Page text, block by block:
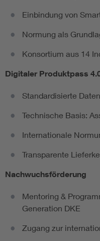
Einbindung von
Normung als
Konsortium aus 14
Digitaler Produktpass
Standardisierte
Technische Basis:
Internationale
Transparente
Nachwuchsförderung
Mentoring &
Generation DKE
Zugang zur